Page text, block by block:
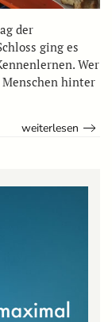
der
ging es
Wer
hinter
weiterlesen